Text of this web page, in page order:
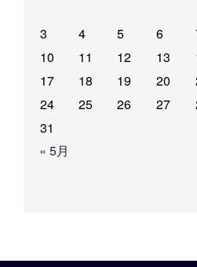
3
4 5 6
10
11 12 13
17
18 19 20
24
25 26 27
31
« 5月